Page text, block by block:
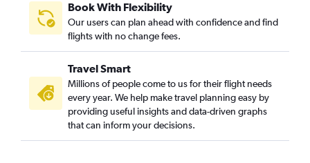
Book With Flexibility
Our users can plan ahead with confidence and find
flights with no change fees.
Travel Smart
Millions of people come to us for their flight needs
every year. We help make travel planning easy by
providing useful insights and data-driven graphs
that can inform your decisions.